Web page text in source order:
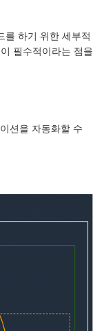
를 하기 위한 세부적
필수적이라는 점을
션을 자동화할 수